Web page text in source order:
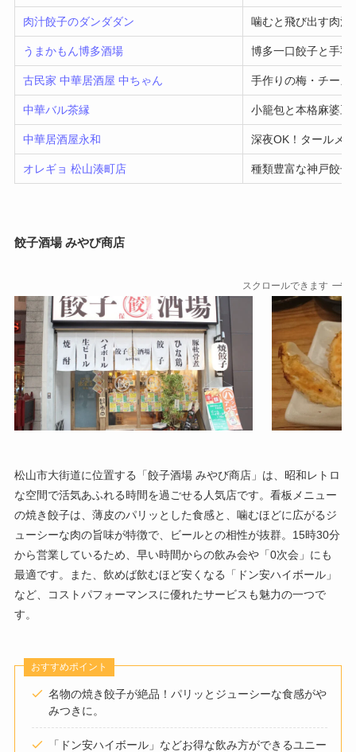
肉汁餃子のダンダダン 噛むと飛び出す肉汁
うまかもん博多酒場 博多一口餃子と手羽
古民家 中華居酒屋 中ちゃん 手作りの梅・チーズ
中華バル茶縁 小籠包と本格麻婆豆
中華居酒屋永和 深夜OK！タールメ
オレギョ 松山湊町店 種類豊富な神戸餃子
餃子酒場 みやび商店
スクロールできます
松山市大街道に位置する「餃子酒場 みやび商店」は、昭和レトロ
な空間で活気あふれる時間を過ごせる人気店です。看板メニュー
の焼き餃子は、薄皮のパリッとした食感と、噛むほどに広がるジ
ューシーな肉の旨味が特徴で、ビールとの相性が抜群。15時30分
から営業しているため、早い時間からの飲み会や「0次会」にも
最適です。また、飲めば飲むほど安くなる「ドン安ハイボール」
など、コストパフォーマンスに優れたサービスも魅力の一つで
す。
おすすめポイント
名物の焼き餃子が絶品！パリッとジューシーな食感がや
みつきに。
「ドン安ハイボール」などお得な飲み方ができるユニー